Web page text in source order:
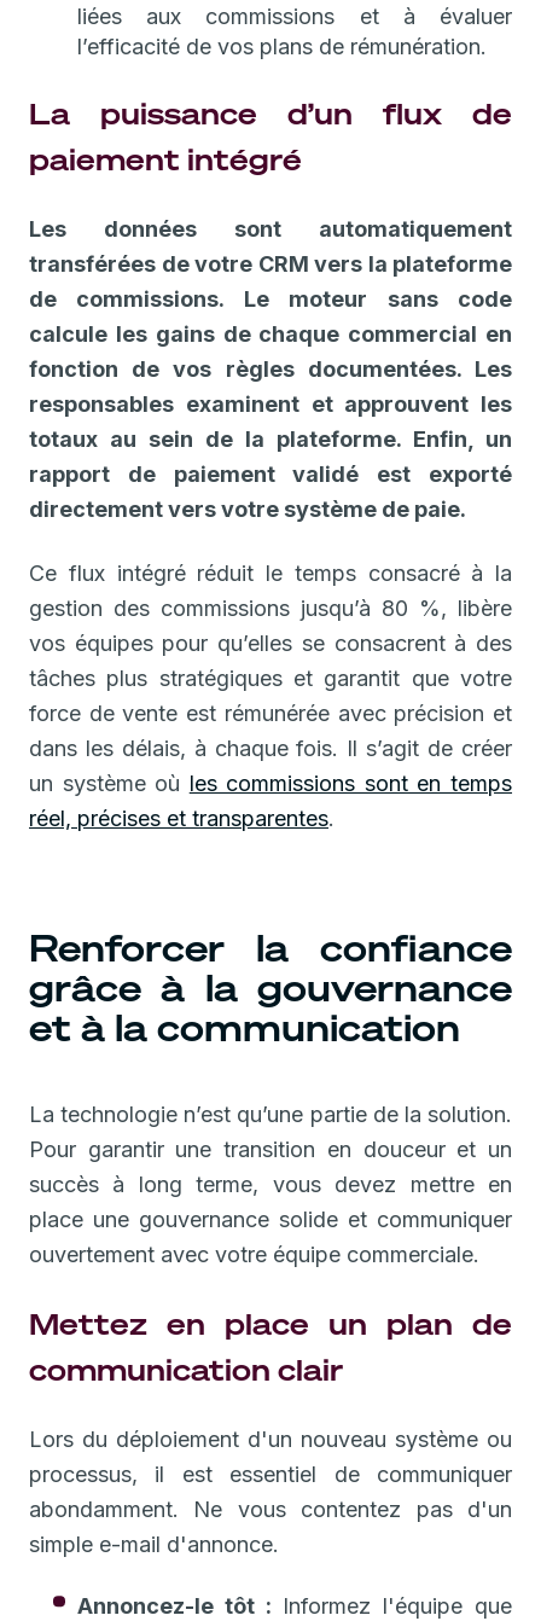
liées aux commissions et à évaluer
l’efficacité de vos plans de rémunération.
La puissance d’un flux de
paiement intégré
Les données sont automatiquement
transférées de votre CRM vers la plateforme
de commissions. Le moteur sans code
calcule les gains de chaque commercial en
fonction de vos règles documentées. Les
responsables examinent et approuvent les
totaux au sein de la plateforme. Enfin, un
rapport de paiement validé est exporté
directement vers votre système de paie.
Ce flux intégré réduit le temps consacré à la
gestion des commissions jusqu’à 80 %, libère
vos équipes pour qu’elles se consacrent à des
tâches plus stratégiques et garantit que votre
force de vente est rémunérée avec précision et
dans les délais, à chaque fois. Il s’agit de créer
un système où les commissions sont en temps
réel, précises et transparentes.
Renforcer la confiance
grâce à la gouvernance
et à la communication
La technologie n’est qu’une partie de la solution.
Pour garantir une transition en douceur et un
succès à long terme, vous devez mettre en
place une gouvernance solide et communiquer
ouvertement avec votre équipe commerciale.
Mettez en place un plan de
communication clair
Lors du déploiement d'un nouveau système ou
processus, il est essentiel de communiquer
abondamment. Ne vous contentez pas d'un
simple e-mail d'annonce.
Annoncez-le tôt : Informez l'équipe que